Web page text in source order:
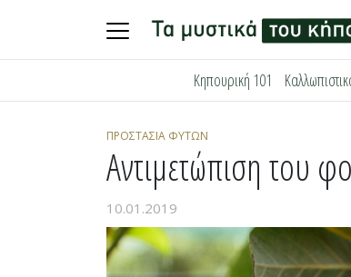
Κηπουρική 101
ΠΡΟΣΤΑΣΊΑ ΦΥΤΏΝ
Αντιμετώπιση του
10.01.2019